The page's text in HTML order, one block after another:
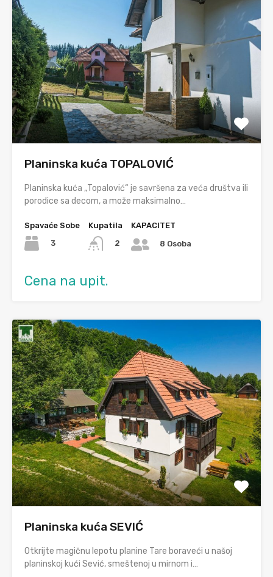
Planinska kuća TOPALOVIĆ
Planinska kuća „Topalović“ je savršena za veća društva ili
porodice sa decom, a može maksimalno…
Spavaće Sobe
3
Kupatila
2
KAPACITET
8 Osoba
Cena na upit.
Planinska kuća SEVIĆ
Otkrijte magičnu lepotu planine Tare boraveći u našoj
planinskoj kući Sević, smeštenoj u mirnom i…